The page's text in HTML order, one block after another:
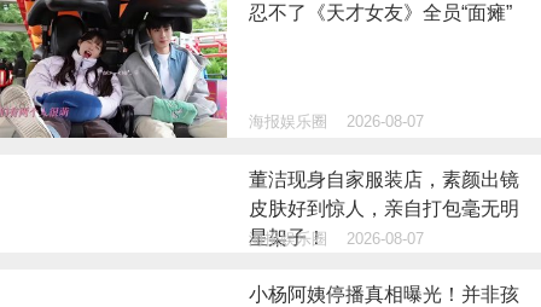
忍不了《天才女友》全员“面瘫”
海报娱乐圈 2026-08-07
董洁现身自家服装店，素颜出镜
皮肤好到惊人，亲自打包毫无明
星架子！
海报娱乐圈 2026-08-07
小杨阿姨停播真相曝光！并非孩